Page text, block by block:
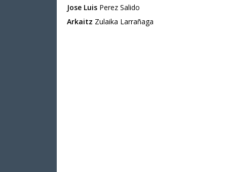
Jose Luis Perez Salido
Arkaitz Zulaika Larrañaga